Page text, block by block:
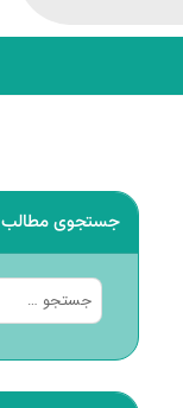
جستجوی مطالب